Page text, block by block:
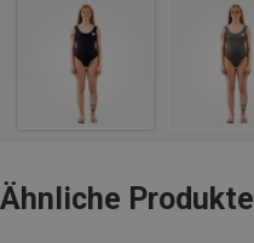
Ähnliche Produkte